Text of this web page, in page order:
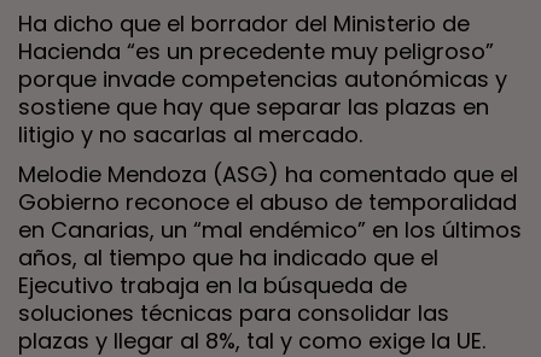
Ha dicho que el borrador del Ministerio de
Hacienda “es un precedente muy peligroso”
porque invade competencias autonómicas y
sostiene que hay que separar las plazas en
litigio y no sacarlas al mercado.
Melodie Mendoza (ASG) ha comentado que el
Gobierno reconoce el abuso de temporalidad
en Canarias, un “mal endémico” en los últimos
años, al tiempo que ha indicado que el
Ejecutivo trabaja en la búsqueda de
soluciones técnicas para consolidar las
plazas y llegar al 8%, tal y como exige la UE.